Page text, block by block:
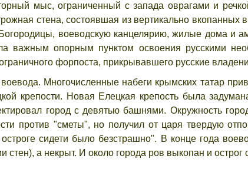
мыс, ограниченный с запада оврагами и
стена, состоявшая из вертикально вкопанных
воеводскую канцелярию, жилые дома
важным опорным пунктом освоения русскими
форпоста, прикрывавшего русские
Многочисленные набеги крымских татар
крепости. Новая Елецкая крепость была
город с девятью башнями. Окружность
против "сметы", но получил от царя твердую
сидети было безстрашно". В конце года
стен), а некрыт. И около города ров выкопан и острог